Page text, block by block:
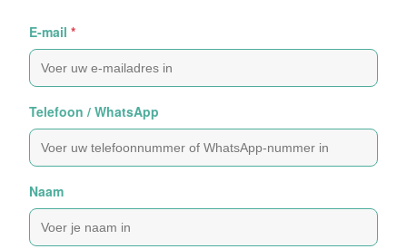
E-mail *
Telefoon / WhatsApp
Naam